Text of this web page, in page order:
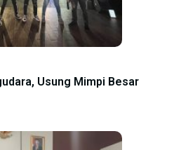
Usung Mimpi Besar